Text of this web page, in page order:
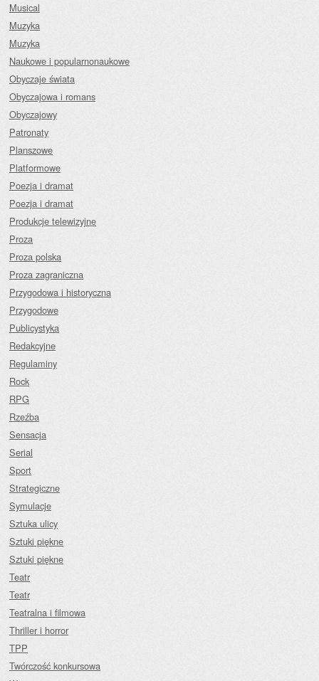
Musical
Muzyka
Muzyka
Naukowe i popularnonaukowe
Obyczaje świata
Obyczajowa i romans
Obyczajowy
Patronaty
Planszowe
Platformowe
Poezja i dramat
Poezja i dramat
Produkcje telewizyjne
Proza
Proza polska
Proza zagraniczna
Przygodowa i historyczna
Przygodowe
Publicystyka
Redakcyjne
Regulaminy
Rock
RPG
Rzeźba
Sensacja
Serial
Sport
Strategiczne
Symulacje
Sztuka ulicy
Sztuki piękne
Sztuki piękne
Teatr
Teatr
Teatralna i filmowa
Thriller i horror
TPP
Twórczość konkursowa